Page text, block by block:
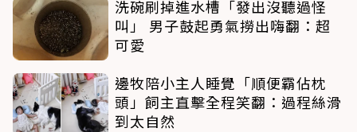
洗碗刷掉進水槽「發出沒聽過怪
叫」 男子鼓起勇氣撈出嗨翻：超
可愛
邊牧陪小主人睡覺「順便霸佔枕
頭」飼主直擊全程笑翻：過程絲滑
到太自然